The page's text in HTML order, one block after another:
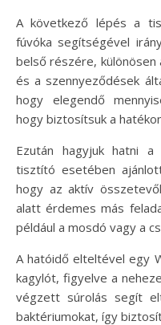
A következő lépés a
fúvóka segítségével
belső részére, különösen
és a szennyeződések
hogy elegendő
hogy biztosítsuk a
Ezután hagyjuk hatni
tisztító esetében
hogy az aktív
alatt érdemes más
például a mosdó vagy a
A hatóidő elteltével egy
kagylót, figyelve a
végzett súrolás segít
baktériumokat, így